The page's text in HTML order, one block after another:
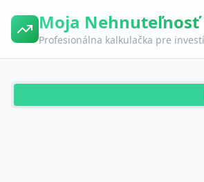
Moja Nehnuteľnosť
Profesionálna kalkulačka pre